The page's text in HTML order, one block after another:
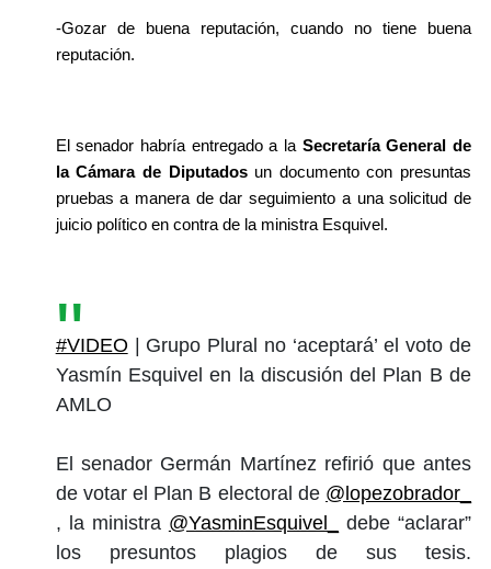
-Gozar de buena reputación, cuando no tiene buena
reputación.
El senador habría entregado a la Secretaría General de
la Cámara de Diputados un documento con presuntas
pruebas a manera de dar seguimiento a una solicitud de
juicio político en contra de la ministra Esquivel.
#VIDEO | Grupo Plural no ‘aceptará’ el voto de
Yasmín Esquivel en la discusión del Plan B de
AMLO
El senador Germán Martínez refirió que antes
de votar el Plan B electoral de @lopezobrador_
, la ministra @YasminEsquivel_
debe “aclarar”
los presuntos plagios de sus tesis.